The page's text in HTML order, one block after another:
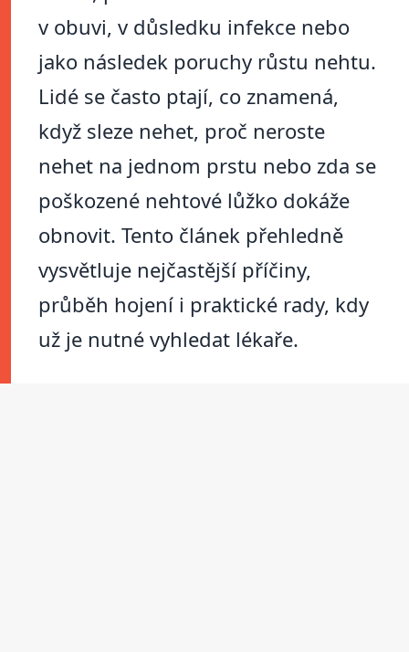
v obuvi, v důsledku infekce nebo
jako následek poruchy růstu nehtu.
Lidé se často ptají, co znamená,
když sleze nehet, proč neroste
nehet na jednom prstu nebo zda se
poškozené nehtové lůžko dokáže
obnovit. Tento článek přehledně
vysvětluje nejčastější příčiny,
průběh hojení i praktické rady, kdy
už je nutné vyhledat lékaře.